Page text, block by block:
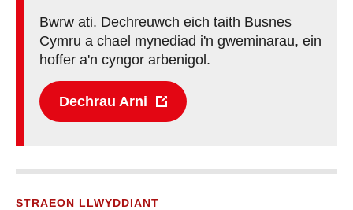
Bwrw ati. Dechreuwch eich taith Busnes
Cymru a chael mynediad i'n gweminarau, ein
hoffer a'n cyngor arbenigol.
Dechrau Arni
STRAEON LLWYDDIANT